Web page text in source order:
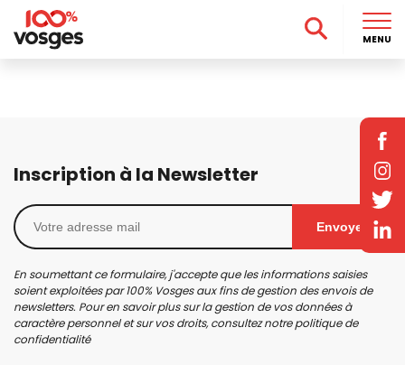
Inscription à la Newsletter
Envoyer
En soumettant ce formulaire, j'accepte que les informations saisies
soient exploitées par 100% Vosges aux fins de gestion des envois de
newsletters. Pour en savoir plus sur la gestion de vos données à
caractère personnel et sur vos droits, consultez notrepolitique de
confidentialité
MENU